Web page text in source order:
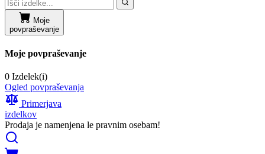
Moje
povpraševanje
Moje povpraševanje
0 Izdelek(i)
Ogled povpraševanja
Primerjava
izdelkov
Prodaja je namenjena le pravnim osebam!